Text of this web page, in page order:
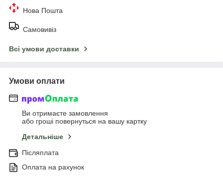
Нова Пошта
Самовивіз
Всі умови доставки
Умови оплати
Ви отримаєте замовлення
або гроші повернуться на вашу картку
Детальніше
Післяплата
Оплата на рахунок